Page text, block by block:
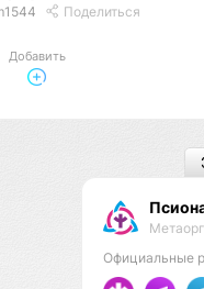
Поделиться
Добавить
Официальные